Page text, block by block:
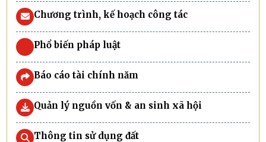
Chương trình, kế hoạch công tác
Phổ biến pháp luật
Báo cáo tài chính năm
Quản lý nguồn vốn & an sinh xã hội
Thông tin sử dụng đất